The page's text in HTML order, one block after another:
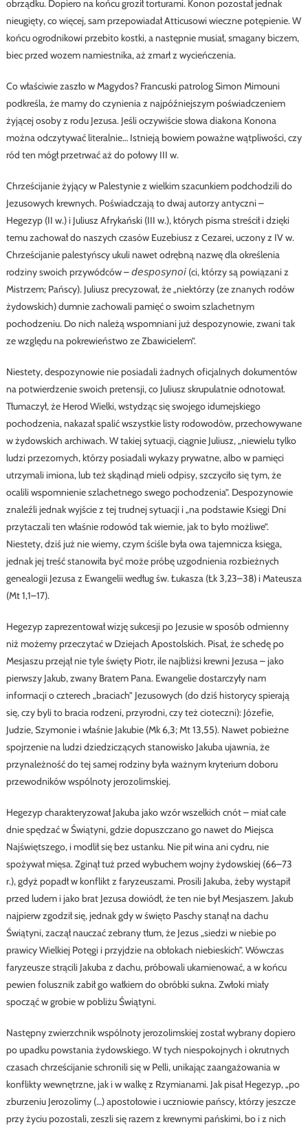
obrządku. Dopiero na końcu groził torturami. Konon pozostał jednak
nieugięty, co więcej, sam przepowiadał Atticusowi wieczne potępienie. W
końcu ogrodnikowi przebito kostki, a następnie musiał, smagany biczem,
biec przed wozem namiestnika, aż zmarł z wycieńczenia.
Co właściwie zaszło w Magydos? Francuski patrolog Simon Mimouni
podkreśla, że mamy do czynienia z najpóźniejszym poświadczeniem
żyjącej osoby z rodu Jezusa. Jeśli oczywiście słowa diakona Konona
można odczytywać literalnie… Istnieją bowiem poważne wątpliwości, czy
ród ten mógł przetrwać aż do połowy III w.
Chrześcijanie żyjący w Palestynie z wielkim szacunkiem podchodzili do
Jezusowych krewnych. Poświadczają to dwaj autorzy antyczni –
Hegezyp (II w.) i Juliusz Afrykański (III w.), których pisma streścił i dzięki
temu zachował do naszych czasów Euzebiusz z Cezarei, uczony z IV w.
Chrześcijanie palestyńscy ukuli nawet odrębną nazwę dla określenia
rodziny swoich przywódców – 𝘥𝘦𝘴𝘱𝘰𝘴𝘺𝘯𝘰𝘪 (ci, którzy są powiązani z
Mistrzem; Pańscy). Juliusz precyzował, że „niektórzy (ze znanych rodów
żydowskich) dumnie zachowali pamięć o swoim szlachetnym
pochodzeniu. Do nich należą wspomniani już despozynowie, zwani tak
ze względu na pokrewieństwo ze Zbawicielem”.
Niestety, despozynowie nie posiadali żadnych oficjalnych dokumentów
na potwierdzenie swoich pretensji, co Juliusz skrupulatnie odnotował.
Tłumaczył, że Herod Wielki, wstydząc się swojego idumejskiego
pochodzenia, nakazał spalić wszystkie listy rodowodów, przechowywane
w żydowskich archiwach. W takiej sytuacji, ciągnie Juliusz, „niewielu tylko
ludzi przezornych, którzy posiadali wykazy prywatne, albo w pamięci
utrzymali imiona, lub też skądinąd mieli odpisy, szczyciło się tym, że
ocalili wspomnienie szlachetnego swego pochodzenia”. Despozynowie
znaleźli jednak wyjście z tej trudnej sytuacji i „na podstawie Księgi Dni
przytaczali ten właśnie rodowód tak wiernie, jak to było możliwe”.
Niestety, dziś już nie wiemy, czym ściśle była owa tajemnicza księga,
jednak jej treść stanowiła być może próbę uzgodnienia rozbieżnych
genealogii Jezusa z Ewangelii według św. Łukasza (Łk 3,23–38) i Mateusza
(Mt 1,1–17).
Hegezyp zaprezentował wizję sukcesji po Jezusie w sposób odmienny
niż możemy przeczytać w Dziejach Apostolskich. Pisał, że schedę po
Mesjaszu przejął nie tyle święty Piotr, ile najbliżsi krewni Jezusa – jako
pierwszy Jakub, zwany Bratem Pana. Ewangelie dostarczyły nam
informacji o czterech „braciach” Jezusowych (do dziś historycy spierają
się, czy byli to bracia rodzeni, przyrodni, czy też cioteczni): Józefie,
Judzie, Szymonie i właśnie Jakubie (Mk 6,3; Mt 13,55). Nawet pobieżne
spojrzenie na ludzi dziedziczących stanowisko Jakuba ujawnia, że
przynależność do tej samej rodziny była ważnym kryterium doboru
przewodników wspólnoty jerozolimskiej.
Hegezyp charakteryzował Jakuba jako wzór wszelkich cnót – miał całe
dnie spędzać w Świątyni, gdzie dopuszczano go nawet do Miejsca
Najświętszego, i modlił się bez ustanku. Nie pił wina ani cydru, nie
spożywał mięsa. Zginął tuż przed wybuchem wojny żydowskiej (66–73
r.), gdyż popadł w konflikt z faryzeuszami. Prosili Jakuba, żeby wystąpił
przed ludem i jako brat Jezusa dowiódł, że ten nie był Mesjaszem. Jakub
najpierw zgodził się, jednak gdy w święto Paschy stanął na dachu
Świątyni, zaczął nauczać zebrany tłum, że Jezus „siedzi w niebie po
prawicy Wielkiej Potęgi i przyjdzie na obłokach niebieskich”. Wówczas
faryzeusze strącili Jakuba z dachu, próbowali ukamienować, a w końcu
pewien folusznik zabił go wałkiem do obróbki sukna. Zwłoki miały
spocząć w grobie w pobliżu Świątyni.
Następny zwierzchnik wspólnoty jerozolimskiej został wybrany dopiero
po upadku powstania żydowskiego. W tych niespokojnych i okrutnych
czasach chrześcijanie schronili się w Pelli, unikając zaangażowania w
konflikty wewnętrzne, jak i w walkę z Rzymianami. Jak pisał Hegezyp, „po
zburzeniu Jerozolimy (…) apostołowie i uczniowie pańscy, którzy jeszcze
przy życiu pozostali, zeszli się razem z krewnymi pańskimi, bo i z nich